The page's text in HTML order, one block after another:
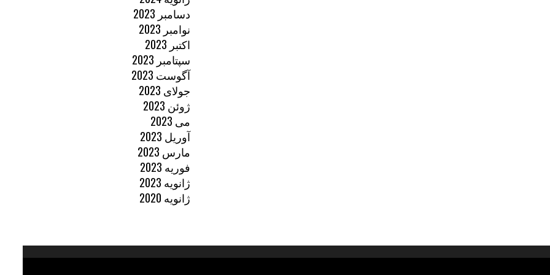
دسامبر 2023
نوامبر 2023
اکتبر 2023
سپتامبر 2023
آگوست 2023
جولای 2023
ژوئن 2023
می 2023
آوریل 2023
مارس 2023
فوریه 2023
ژانویه 2023
ژانویه 2020